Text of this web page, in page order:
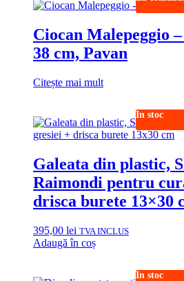
Ciocan Malepeggio
38 cm, Pavan
Citește mai mult
In stoc
Galeata din plastic,
Raimondi pentru
drisca burete 13×30
395,00 lei TVA INCLUS
Adaugă în coș
In stoc